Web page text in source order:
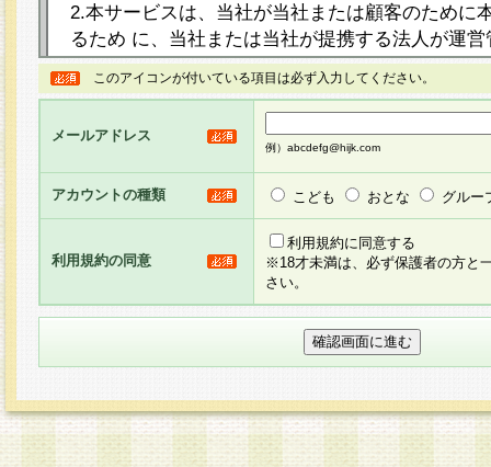
2.本サービスは、当社が当社または顧客のために
るため に、当社または当社が提携する法人が運
ト（以下「本サイト」といいます。）上に本サー
ージを設け、会員がアンケー ト調査に回答する
し、その結果を当社が集計・分析その他の利用を
るものです。なお、本サービスは、それぞれの目
員に対して本サービスの依頼を行うこともあり、
た全ての会員に対して本サービスの依頼をすると
りま す。
3.当社は、会員の事前の承諾を得ることなく、当
方 法・手段にて、本規約を任意に制定、変更ま
きるものとします。改定後の本規約等は、本規約
に掲示したときに、その 他の諸規定については
てその効力を生じるものとします。
4.本規約は、会員登録希望者による会員登録手続
このアイコンが付いている項目は必ず入力してください。
メールアドレス
例）abcdefg@hijk.com
アカウントの種類 こども おとな グルー
利用規約の同意
利用規約に同意する
※18才未満は、必ず保護者の方と
さい。